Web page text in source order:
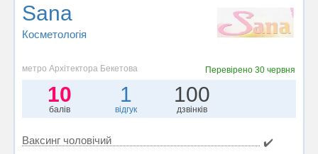
Sana
Косметологія
метро Архітектора Бекетова Перевірено30 червня
10
балів
1
відгук
100
дзвінків
Ваксинг чоловічий
✔️